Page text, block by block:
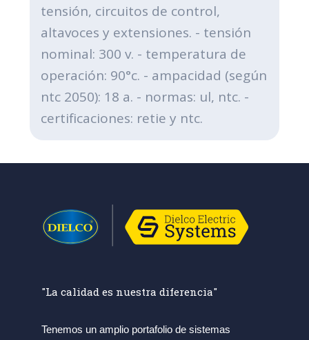
tensión, circuitos de control,
altavoces y extensiones. - tensión
nominal: 300 v. - temperatura de
operación: 90°c. - ampacidad (según
ntc 2050): 18 a. - normas: ul, ntc. -
certificaciones: retie y ntc.
"La calidad es nuestra diferencia"
Tenemos un amplio portafolio de sistemas